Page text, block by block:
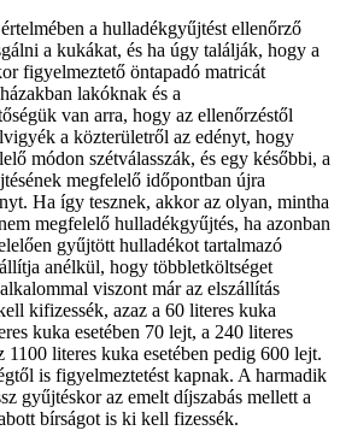
a hulladékgyűjtést ellenőrző
a kukákat, és ha úgy találják, hogy a
figyelmeztető öntapadó matricát
lakóknak és a
van arra, hogy az ellenőrzéstől
a közterületről az edényt, hogy
módon szétválasszák, és egy későbbi, a
megfelelő időpontban újra
Ha így tesznek, akkor az olyan, mintha
megfelelő hulladékgyűjtés, ha azonban
gyűjtött hulladékot tartalmazó
anélkül, hogy többletköltséget
viszont már az elszállítás
kifizessék, azaz a 60 literes kuka
kuka esetében 70 lejt, a 240 literes
1100 literes kuka esetében pedig 600 lejt.
is figyelmeztetést kapnak. A harmadik
gyűjtéskor az emelt díjszabás mellett a
bírságot is ki kell fizessék.